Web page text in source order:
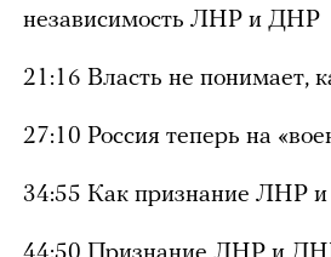
независимость ЛНР и ДНР
21:16 Власть не понимает,
27:10 Россия теперь на
34:55 Как признание ЛНР